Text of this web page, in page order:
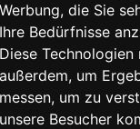
Werbung, die Sie
Ihre Bedürfnisse
Diese
außerdem, um
messen, um zu
unsere Besucher
09:30 Uhr - 15:30
09:30 Uhr - 15:30
09:30 Uhr - 15:30
09:30 Uhr - 15:30